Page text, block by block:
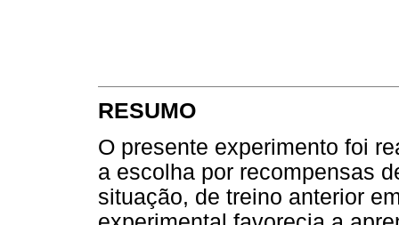
RESUMO
O presente experimento foi
a escolha por recompensas
situação, de treino anterior